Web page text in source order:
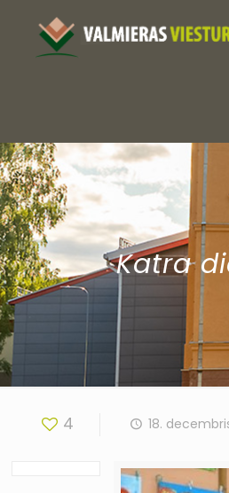
Katra
4 18.